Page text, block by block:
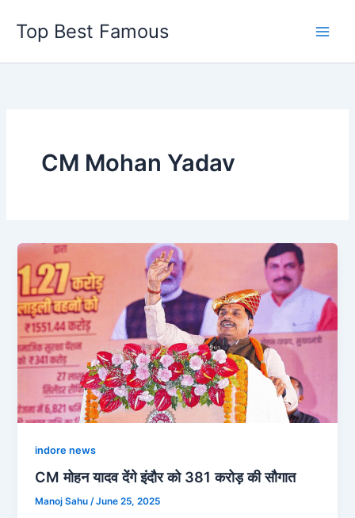
content
Top Best Famous
CM Mohan Yadav
indore news
CM मोहन यादव देंगे इंदौर को 381 करोड़ की सौगात
Manoj Sahu/June 25, 2025